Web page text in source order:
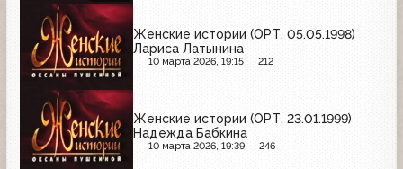
Женские истории (ОРТ, 05.05.1998)
Лариса Латынина
10 марта 2026, 19:15 212
Женские истории (ОРТ, 23.01.1999)
Надежда Бабкина
10 марта 2026, 19:39 246